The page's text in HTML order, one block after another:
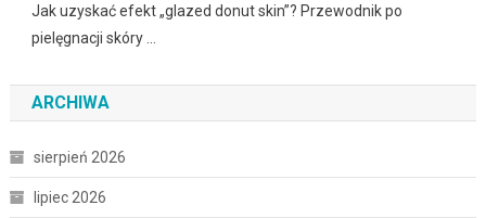
Jak uzyskać efekt „glazed donut skin”? Przewodnik po
pielęgnacji skóry …
ARCHIWA
sierpień 2026
lipiec 2026